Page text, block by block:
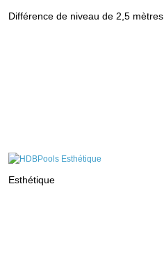
Différence de niveau de 2,5 mètres
Esthétique